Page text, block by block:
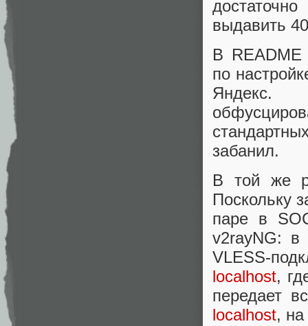
выдавить
В README
по
Яндекс.
забанил.
В той же
Поскольку
паре в
v2rayNG: в
VLESS-
localhost,
передает
localhost,